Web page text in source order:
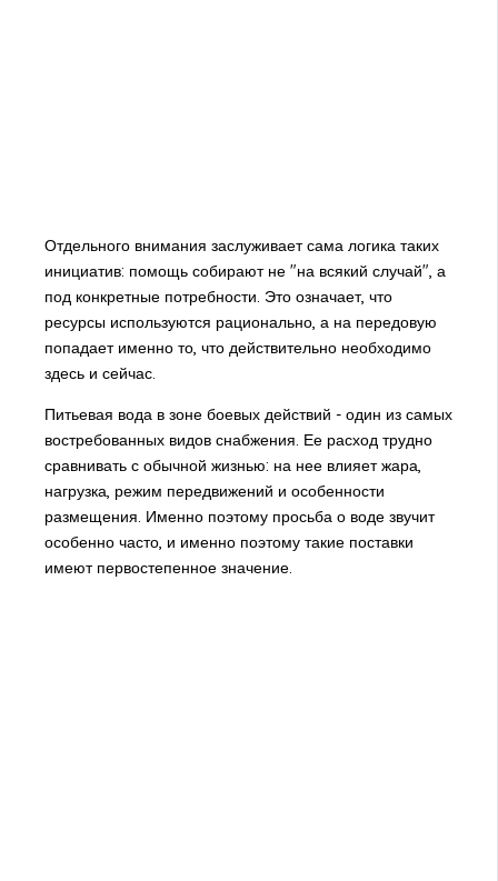
Отдельного внимания заслуживает сама логика таких
инициатив: помощь собирают не "на всякий случай", а
под конкретные потребности. Это означает, что
ресурсы используются рационально, а на передовую
попадает именно то, что действительно необходимо
здесь и сейчас.
Питьевая вода в зоне боевых действий - один из самых
востребованных видов снабжения. Ее расход трудно
сравнивать с обычной жизнью: на нее влияет жара,
нагрузка, режим передвижений и особенности
размещения. Именно поэтому просьба о воде звучит
особенно часто, и именно поэтому такие поставки
имеют первостепенное значение.